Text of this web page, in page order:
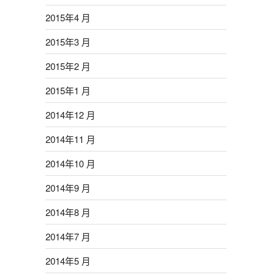
2015年4 月
2015年3 月
2015年2 月
2015年1 月
2014年12 月
2014年11 月
2014年10 月
2014年9 月
2014年8 月
2014年7 月
2014年5 月